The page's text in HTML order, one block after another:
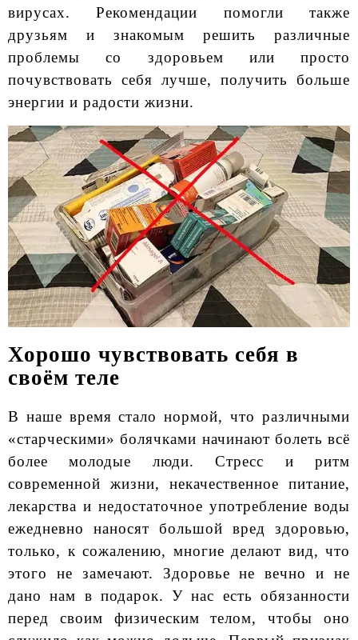
вирусах. Рекомендации помогли также
друзьям и знакомым решить различные
проблемы со здоровьем или просто
почувствовать себя лучше, получить больше
энергии и радости жизни.
Хорошо чувствовать себя в
своём теле
В наше время стало нормой, что различными
«старческими» болячками начинают болеть всё
более молодые люди. Стресс и ритм
современной жизни, некачественное питание,
лекарства и недостаточное употребление воды
ежедневно наносят большой вред здоровью,
только, к сожалению, многие делают вид, что
этого не замечают. Здоровье не вечно и не
дано нам в подарок. У нас есть обязанности
перед своим физическим телом, чтобы оно